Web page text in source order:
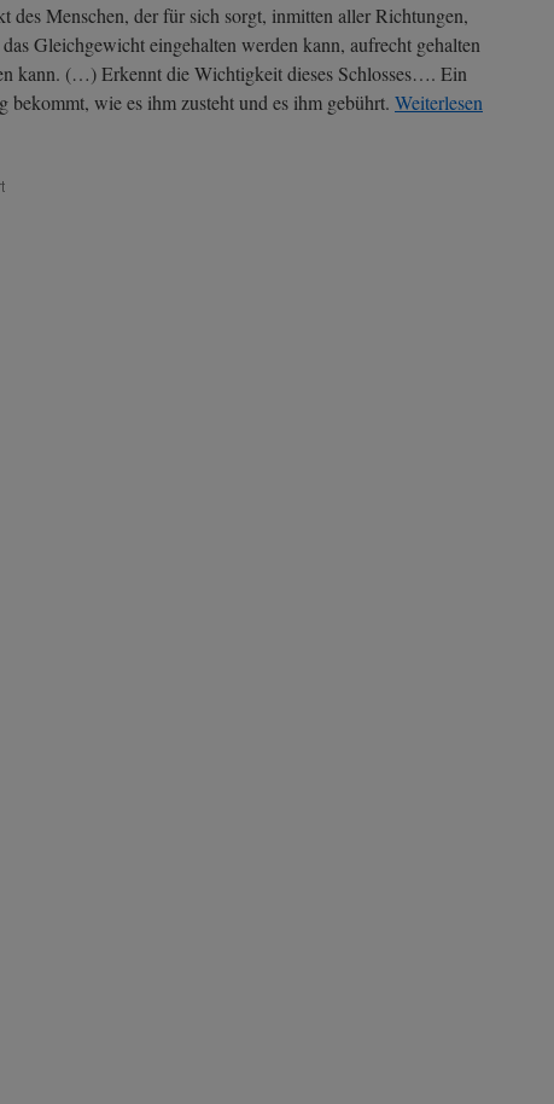
des Menschen, der für sich sorgt, inmitten aller Richtungen,
Gleichgewicht eingehalten werden kann, aufrecht gehalten
kann. (…) Erkennt die Wichtigkeit dieses Schlosses…. Ein
bekommt, wie es ihm zusteht und es ihm gebührt. Weiterlesen
für